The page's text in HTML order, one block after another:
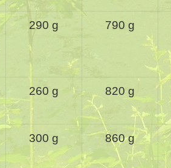
290 g 790 g
260 g 820 g
300 g 860 g